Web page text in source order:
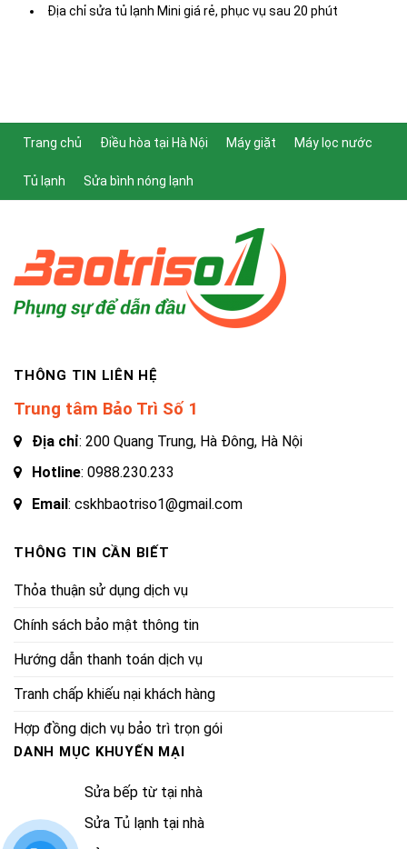
Địa chỉ sửa tủ lạnh Mini giá rẻ, phục vụ sau 20 phút
Trang chủ Điều hòa tại Hà Nội Máy giặt Máy lọc nước
Tủ lạnh Sửa bình nóng lạnh
THÔNG TIN LIÊN HỆ
Trung tâm Bảo Trì Số 1
Địa chỉ: 200 Quang Trung, Hà Đông, Hà Nội
Hotline: 0988.230.233
Email: cskhbaotriso1@gmail.com
THÔNG TIN CẦN BIẾT
Thỏa thuận sử dụng dịch vụ
Chính sách bảo mật thông tin
Hướng dẫn thanh toán dịch vụ
Tranh chấp khiếu nại khách hàng
Hợp đồng dịch vụ bảo trì trọn gói
DANH MỤC KHUYẾN MẠI
Sửa bếp từ tại nhà
Sửa Tủ lạnh tại nhà